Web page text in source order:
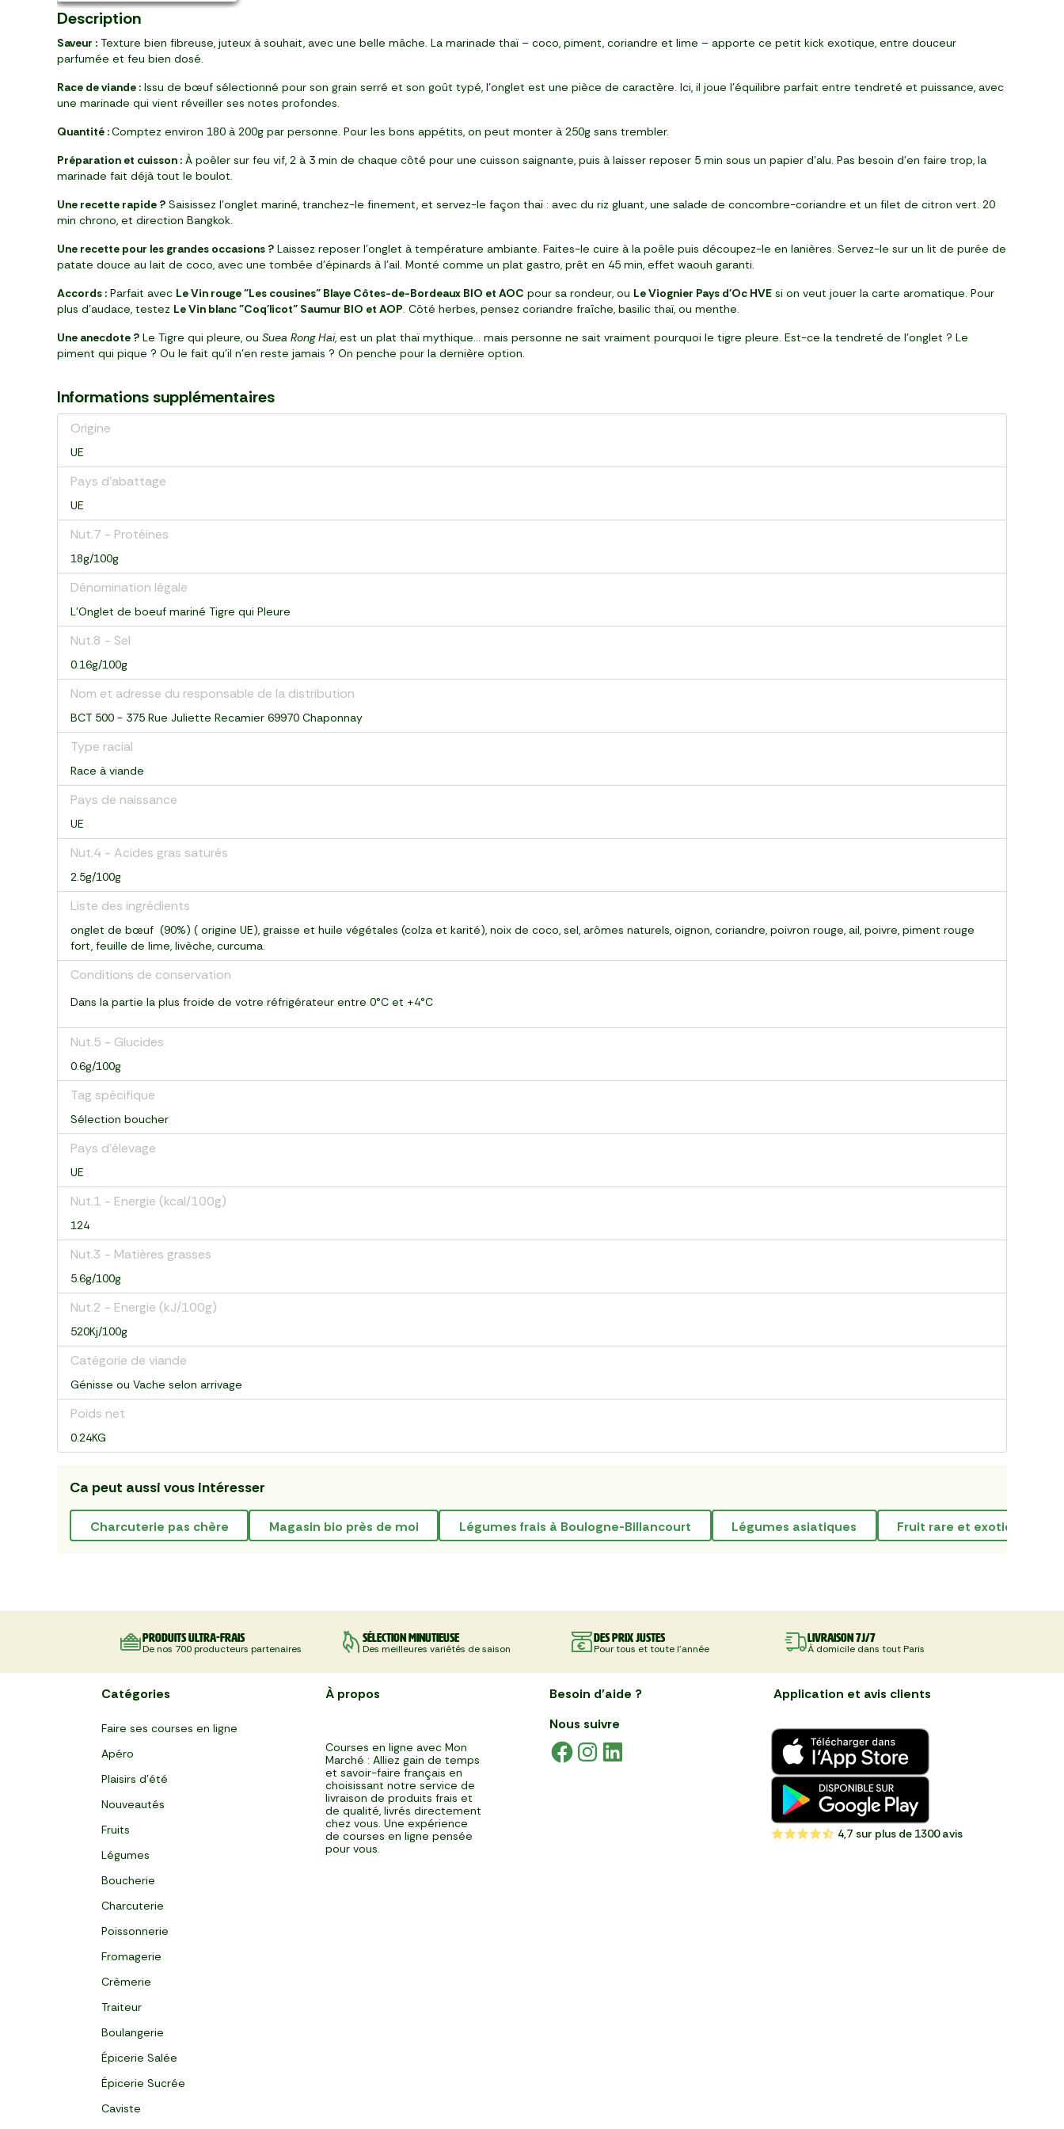
Description
Saveur : Texture bien fibreuse, juteux à souhait, avec une belle mâche. La marinade thaï – coco, piment, coriandre et lime – apporte ce petit kick exotique, entre douceur
parfumée et feu bien dosé.
Race de viande : Issu de bœuf sélectionné pour son grain serré et son goût typé, l’onglet est une pièce de caractère. Ici, il joue l’équilibre parfait entre tendreté et puissance, avec
une marinade qui vient réveiller ses notes profondes.
Quantité :Comptez environ 180 à 200g par personne. Pour les bons appétits, on peut monter à 250g sans trembler.
Préparation et cuisson : À poêler sur feu vif, 2 à 3 min de chaque côté pour une cuisson saignante, puis à laisser reposer 5 min sous un papier d’alu. Pas besoin d’en faire trop, la
marinade fait déjà tout le boulot.
Une recette rapide ? Saisissez l’onglet mariné, tranchez-le finement, et servez-le façon thaï : avec du riz gluant, une salade de concombre-coriandre et un filet de citron vert. 20
min chrono, et direction Bangkok.
Une recette pour les grandes occasions ? Laissez reposer l’onglet à température ambiante. Faites-le cuire à la poêle puis découpez-le en lanières. Servez-le sur un lit de purée de
patate douce au lait de coco, avec une tombée d’épinards à l’ail. Monté comme un plat gastro, prêt en 45 min, effet waouh garanti.
Accords : Parfait avec Le Vin rouge "Les cousines" Blaye Côtes-de-Bordeaux BIO et AOC pour sa rondeur, ou Le Viognier Pays d'Oc HVE si on veut jouer la carte aromatique. Pour
plus d’audace, testez Le Vin blanc "Coq'licot" Saumur BIO et AOP. Côté herbes, pensez coriandre fraîche, basilic thaï, ou menthe.
Une anecdote ? Le Tigre qui pleure, ou Suea Rong Hai, est un plat thaï mythique… mais personne ne sait vraiment pourquoi le tigre pleure. Est-ce la tendreté de l’onglet ? Le
piment qui pique ? Ou le fait qu’il n’en reste jamais ? On penche pour la dernière option.
Informations supplémentaires
Origine
UE
Pays d’abattage
UE
Nut.7 - Protéines
18g/100g
Dénomination légale
L'Onglet de boeuf mariné Tigre qui Pleure
Nut.8 - Sel
0.16g/100g
Nom et adresse du responsable de la distribution
BCT 500 - 375 Rue Juliette Recamier 69970 Chaponnay
Type racial
Race à viande
Pays de naissance
UE
Nut.4 - Acides gras saturés
2.5g/100g
Liste des ingrédients
onglet de bœuf (90%) ( origine UE), graisse et huile végétales (colza et karité), noix de coco, sel, arômes naturels, oignon, coriandre, poivron rouge, ail, poivre, piment rouge
fort, feuille de lime, livèche, curcuma.
Conditions de conservation
Dans la partie la plus froide de votre réfrigérateur entre 0°C et +4°C
Nut.5 - Glucides
0.6g/100g
Tag spécifique
Sélection boucher
Pays d’élevage
UE
Nut.1 - Energie (kcal/100g)
124
Nut.3 - Matières grasses
5.6g/100g
Nut.2 - Energie (kJ/100g)
520Kj/100g
Catégorie de viande
Génisse ou Vache selon arrivage
Poids net
0.24KG
Ca peut aussi vous intéresser
charcuterie pas chère magasin bio près de moi Légumes frais à Boulogne-Billancourt légumes asiatiques fruit rare et exotique
Produits ultra-frais
De nos 700 producteurs partenaires
Sélection minutieuse
Des meilleures variétés de saison
Des prix justes
Pour tous et toute l'année
Livraison 7J/7
À domicile dans tout Paris
Catégories
Faire ses courses en ligne
Apéro
Plaisirs d'été
Nouveautés
Fruits
Légumes
Boucherie
Charcuterie
Poissonnerie
Fromagerie
Crèmerie
Traiteur
Boulangerie
Épicerie Salée
Épicerie Sucrée
Caviste
À propos
Courses en ligne avec Mon
Marché : Alliez gain de temps
et savoir-faire français en
choisissant notre service de
livraison de produits frais et
de qualité, livrés directement
chez vous. Une expérience
de courses en ligne pensée
pour vous.
Besoin d'aide ?
Nous suivre
Application et avis clients
4,7 sur plus de 1300 avis